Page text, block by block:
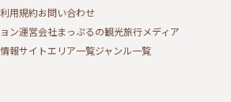
利用規約お問い合わせ
ン運営会社まっぷるの観光旅行メディア
報サイトエリア一覧ジャンル一覧